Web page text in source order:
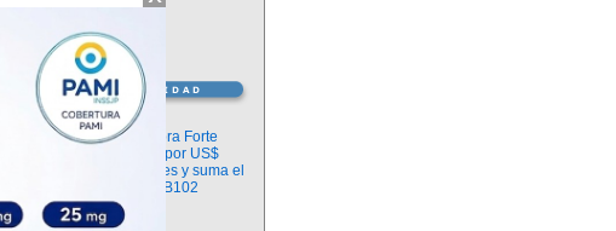
Información
argenx compra Forte
Biosciences por US$
2.200 millones y suma el
anticuerpo FB102
Información